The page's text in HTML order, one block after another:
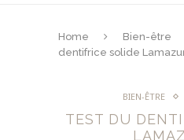
Home Bien-être
dentifrice solide
BIEN-ÊTRE
TEST DU